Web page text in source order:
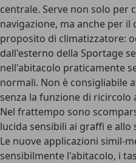
centrale. Serve non solo per
navigazione, ma anche per
proposito di climatizzatore:
dall'esterno della Sportage
nell'abitacolo praticamente
normali. Non è consigliabile
senza la funzione di ricircolo
Nel frattempo sono
lucida sensibili ai graffi e
Le nuove applicazioni simil-
sensibilmente l'abitacolo, i